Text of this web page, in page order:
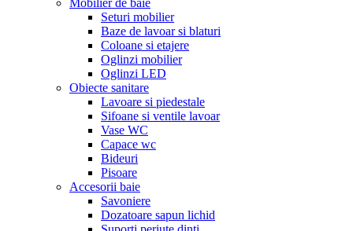
Seturi mobilier
Baze de lavoar si blaturi
Coloane si etajere
Oglinzi mobilier
Oglinzi LED
Obiecte sanitare
Lavoare si piedestale
Sifoane si ventile lavoar
Vase WC
Capace wc
Bideuri
Pisoare
Accesorii baie
Savoniere
Dozatoare sapun lichid